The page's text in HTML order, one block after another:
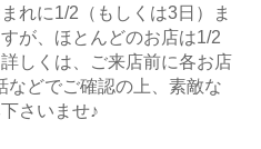
れに1/2（もしくは3日）ま
が、ほとんどのお店は1/2
しくは、ご来店前に各お店
などでご確認の上、素敵な
さいませ♪